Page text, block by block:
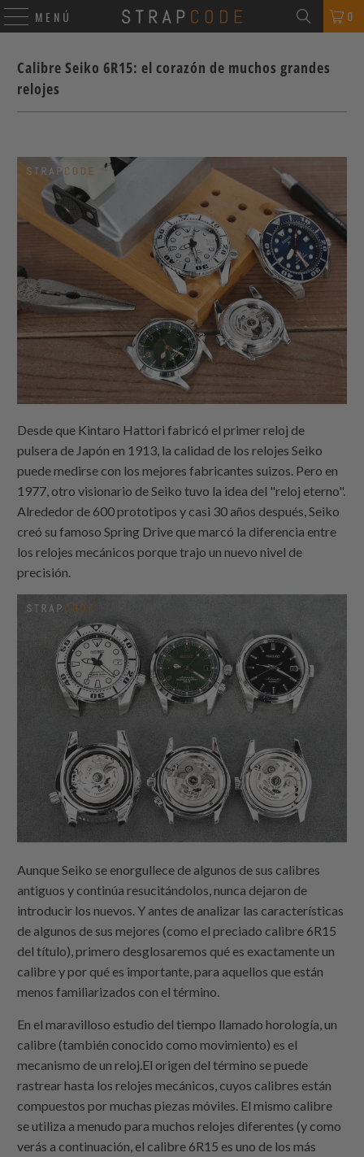
MENÚ 0
Calibre Seiko 6R15: el corazón de muchos grandes
relojes
Desde que Kintaro Hattori fabricó el primer reloj de
pulsera de Japón en 1913, la calidad de los relojes Seiko
puede medirse con los mejores fabricantes suizos. Pero en
1977, otro visionario de Seiko tuvo la idea del "reloj eterno".
Alrededor de 600 prototipos y casi 30 años después, Seiko
creó su famoso Spring Drive que marcó la diferencia entre
los relojes mecánicos porque trajo un nuevo nivel de
precisión.
Aunque Seiko se enorgullece de algunos de sus calibres
antiguos y continúa resucitándolos, nunca dejaron de
introducir los nuevos. Y antes de analizar las características
de algunos de sus mejores (como el preciado calibre 6R15
del título), primero desglosaremos qué es exactamente un
calibre y por qué es importante, para aquellos que están
menos familiarizados con el término.
En el maravilloso estudio del tiempo llamado horología, un
calibre (también conocido como movimiento) es el
mecanismo de un reloj.El origen del término se puede
rastrear hasta los relojes mecánicos, cuyos calibres están
compuestos por muchas piezas móviles. El mismo calibre
se utiliza a menudo para muchos relojes diferentes (y como
verás a continuación, el calibre 6R15 es uno de los más